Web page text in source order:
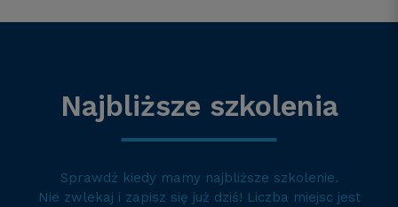
Najbliższe szkolenia
Sprawdź kiedy mamy najbliższe szkolenie.
Nie zwlekaj i zapisz się już dziś! Liczba miejsc jest